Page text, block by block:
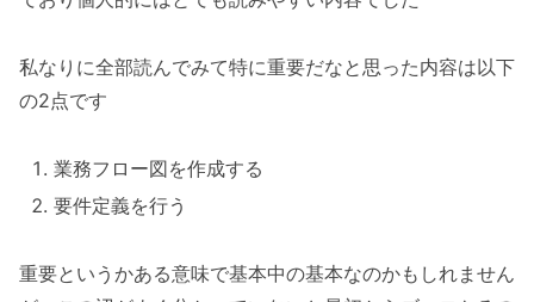
私なりに全部読んでみて特に重要だなと思った内容は以下
の2点です
業務フロー図を作成する
要件定義を行う
重要というかある意味で基本中の基本なのかもしれません